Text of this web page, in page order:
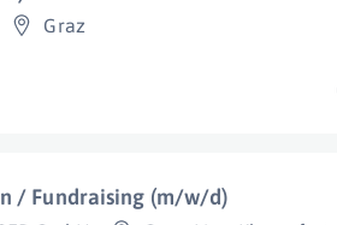
Graz
/ Fundraising (m/w/d)